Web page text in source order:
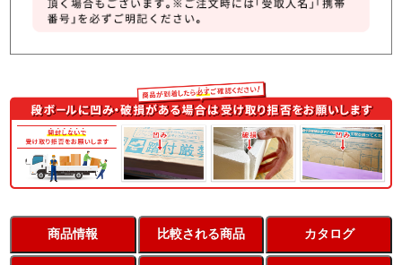
商品情報 比較される商品 カタログ